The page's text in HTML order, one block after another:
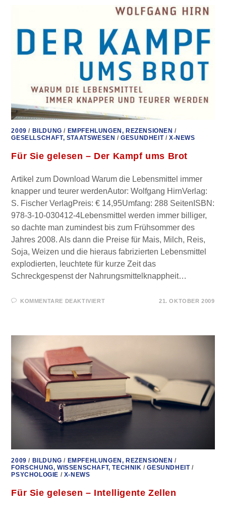
GELD
WELT
2009 / BILDUNG / EMPFEHLUNGEN, REZENSIONEN /
GESELLSCHAFT, STAATSWESEN /GESUNDHEIT/X-NEWS
Für Sie gelesen – Der Kampf ums Brot
Artikel zum Download Warum die Lebensmittel immer
knapper und teurer werdenAutor: Wolfgang HirnVerlag:
S. Fischer VerlagPreis: € 14,95Umfang: 288 SeitenISBN:
978-3-10-030412-4Lebensmittel werden immer billiger,
so dachte man zumindest bis zum Frühsommer des
Jahres 2008. Als dann die Preise für Mais, Milch, Reis,
Soja, Weizen und die hieraus fabrizierten Lebensmittel
explodierten, leuchtete für kurze Zeit das
Schreckgespenst der Nahrungsmittelknappheit…
KOMMENTARE DEAKTIVIERTFÜR
21. OKTOBER 2009
2009 / BILDUNG / EMPFEHLUNGEN, REZENSIONEN /
FORSCHUNG, WISSENSCHAFT, TECHNIK /GESUNDHEIT/
PSYCHOLOGIE / X-NEWS
Für Sie gelesen – Intelligente Zellen